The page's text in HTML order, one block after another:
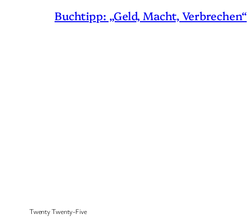
Buchtipp: „Geld, Macht, Verbrechen“
Twenty Twenty-Five